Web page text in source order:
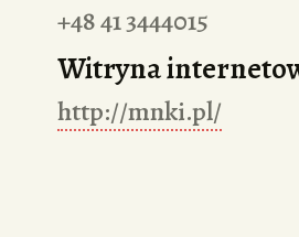
+48 41 3444015
Witryna
http://mnki.pl/